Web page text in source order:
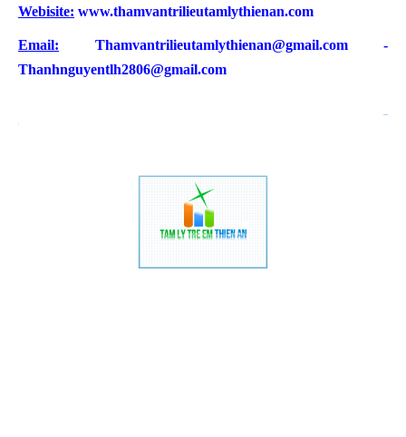
Webisite: www.thamvantrilieutamlythienan.com
Email: Thamvantrilieutamlythienan@gmail.com -
Thanhnguyentlh2806@gmail.com